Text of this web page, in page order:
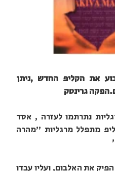
את הקליפ החדש ,ניתן
גרינטק
נתרתמו לעזרה , אסד
מתפלל מרגליות "מהרה
את האלבום, ועליו עבדו